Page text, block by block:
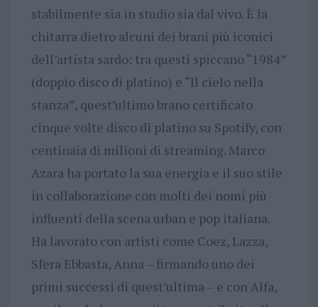
stabilmente sia in studio sia dal vivo. È la
chitarra dietro alcuni dei brani più iconici
dell’artista sardo: tra questi spiccano “1984”
(doppio disco di platino) e “Il cielo nella
stanza”, quest’ultimo brano certificato
cinque volte disco di platino su Spotify, con
centinaia di milioni di streaming. Marco
Azara ha portato la sua energia e il suo stile
in collaborazione con molti dei nomi più
influenti della scena urban e pop italiana.
Ha lavorato con artisti come Coez, Lazza,
Sfera Ebbasta, Anna – firmando uno dei
primi successi di quest’ultima – e con Alfa,